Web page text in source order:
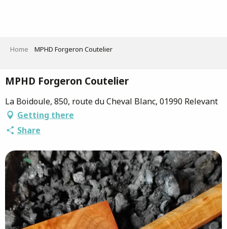
Home MPHD Forgeron Coutelier
MPHD Forgeron Coutelier
La Boidoule, 850, route du Cheval Blanc, 01990 Relevant
Getting there
Share